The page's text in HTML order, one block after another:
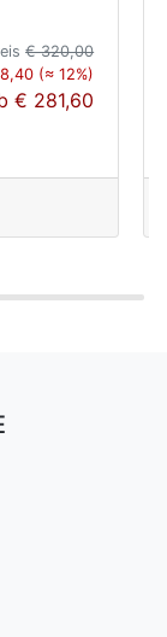
€ 320,00
(≈ 12%)
€ 281,60